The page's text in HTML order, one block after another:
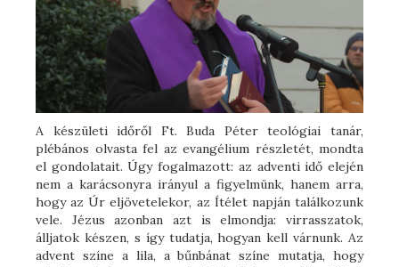
A készületi időről Ft. Buda Péter teológiai tanár,
plébános olvasta fel az evangélium részletét, mondta
el gondolatait. Úgy fogalmazott: az adventi idő elején
nem a karácsonyra irányul a figyelmünk, hanem arra,
hogy az Úr eljövetelekor, az Ítélet napján találkozunk
vele. Jézus azonban azt is elmondja: virrasszatok,
álljatok készen, s így tudatja, hogyan kell várnunk. Az
advent színe a lila, a bűnbánat színe mutatja, hogy